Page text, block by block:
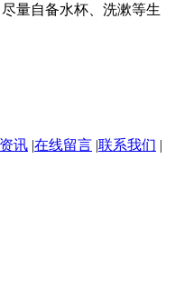
量自备水杯、洗漱等生
讯 |在线留言 |联系我们 |